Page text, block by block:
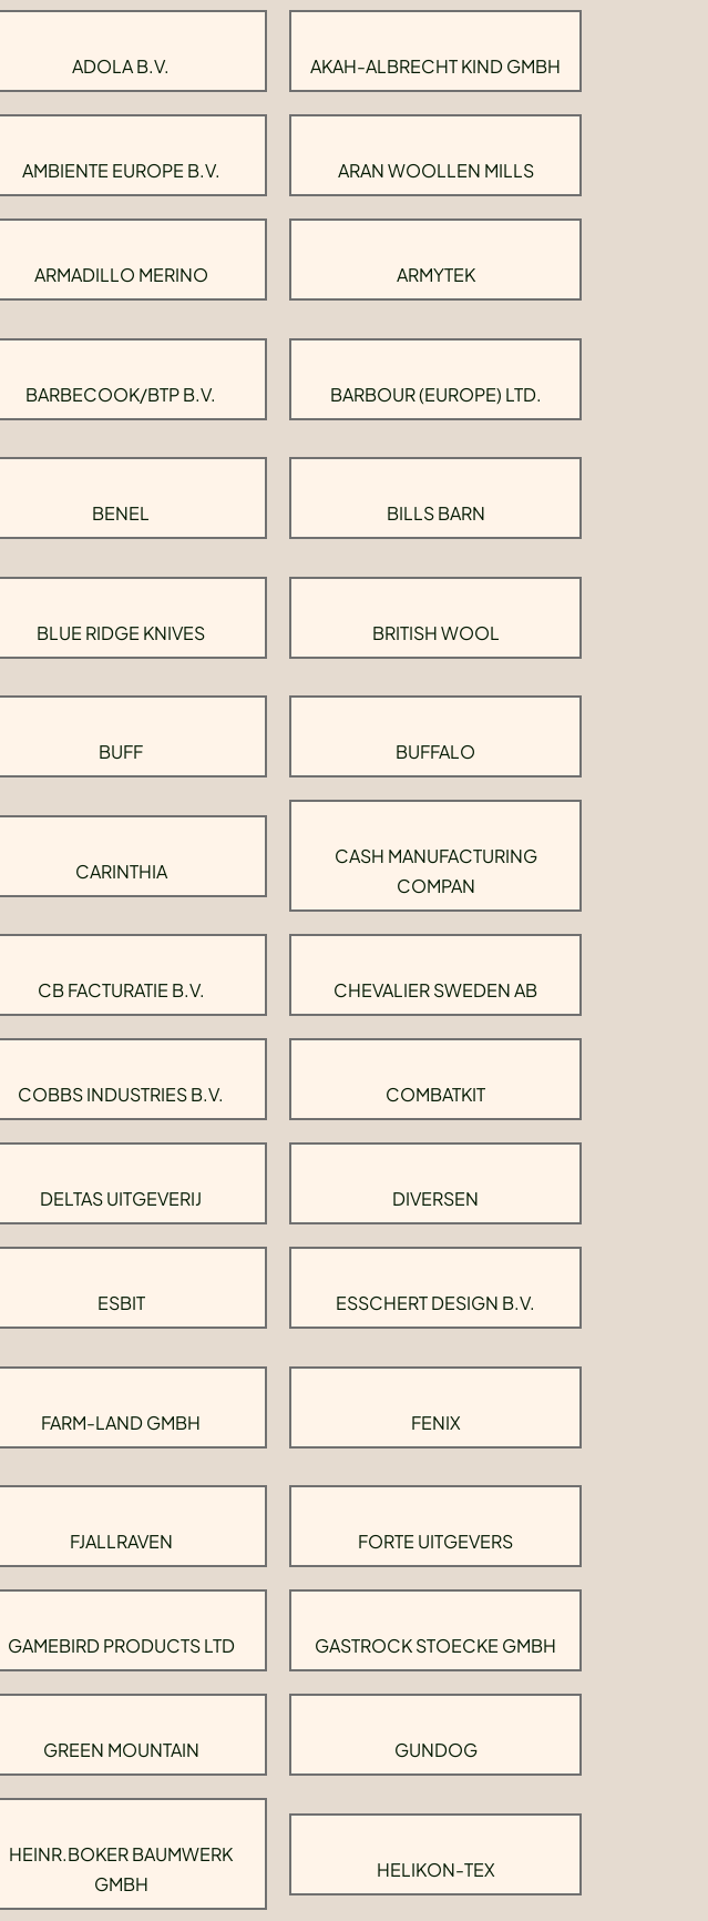
ADOLA B.V. AKAH-ALBRECHT KIND GMBH
AMBIENTE EUROPE B.V. ARAN WOOLLEN MILLS
ARMADILLO MERINO ARMYTEK
BARBECOOK/BTP B.V. BARBOUR (EUROPE) LTD.
BENEL BILLS BARN
BLUE RIDGE KNIVES BRITISH WOOL
BUFF BUFFALO
CARINTHIA
CASH MANUFACTURING
COMPAN
CB FACTURATIE B.V. CHEVALIER SWEDEN AB
COBBS INDUSTRIES B.V. COMBATKIT
DELTAS UITGEVERIJ DIVERSEN
ESBIT ESSCHERT DESIGN B.V.
FARM-LAND GMBH FENIX
FJALLRAVEN FORTE UITGEVERS
GAMEBIRD PRODUCTS LTD GASTROCK STOECKE GMBH
GREEN MOUNTAIN GUNDOG
HEINR.BOKER BAUMWERK
GMBH
HELIKON-TEX